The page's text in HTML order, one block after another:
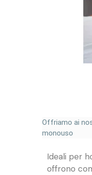
Offriamo ai
monouso
Ideali per
offrono